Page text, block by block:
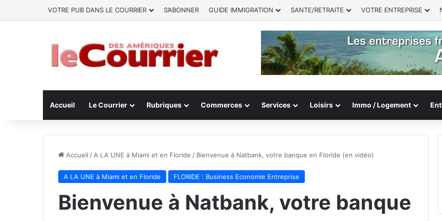
VOTRE PUB DANS LE COURRIER S’ABONNER GUIDE IMMIGRATION SANTE/RETRAITE VOTRE ENTREPRISE
Accueil Le Courrier Rubriques Commerces Services Loisirs Immo / Logement
Accueil / A LA UNE à Miami et en Floride / Bienvenue à Natbank, votre banque en Floride (en vidéo)
A LA UNE à Miami et en Floride FLORIDE : Business Economie Entreprise
Bienvenue à Natbank, votre banque